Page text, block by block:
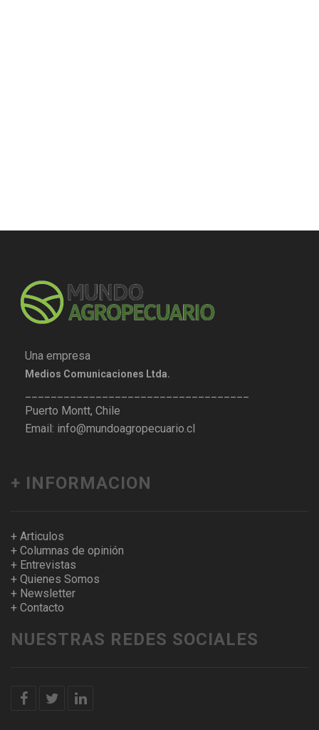
Una empresa
Medios Comunicaciones Ltda.
Puerto Montt, Chile
Email: info@mundoagropecuario.cl
+ INFORMACION
+ Articulos
+ Columnas de opinión
+ Entrevistas
+ Quienes Somos
+ Newsletter
+ Contacto
NUESTRAS REDES SOCIALES